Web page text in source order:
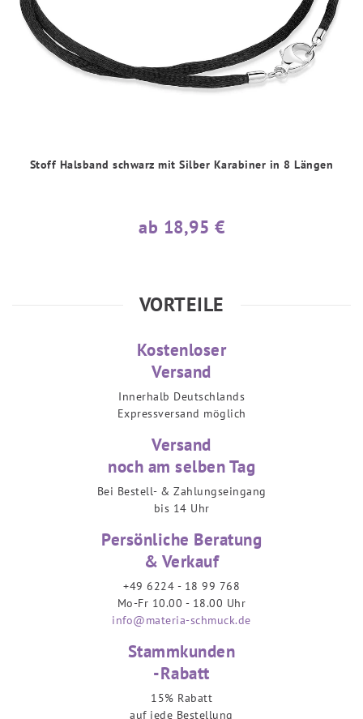
Stoff Halsband schwarz mit Silber Karabiner in 8 Längen
ab 18,95 €
VORTEILE
Kostenloser
Versand
Innerhalb Deutschlands
Expressversand möglich
Versand
noch am selben Tag
Bei Bestell- & Zahlungseingang
bis 14 Uhr
Persönliche Beratung
& Verkauf
+49 6224 - 18 99 768
Mo-Fr 10.00 - 18.00 Uhr
info@materia-schmuck.de
Stammkunden
-Rabatt
15% Rabatt
auf jede Bestellung